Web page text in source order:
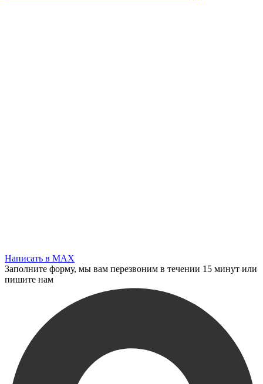
Написать в MAX
Заполните форму, мы вам перезвоним в течении 15 минут или
пишите нам